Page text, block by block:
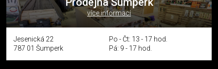
více informací
Jesenická 22
787 01 Šumperk
Po - Čt: 13 - 17 hod.
Pá: 9 - 17 hod.